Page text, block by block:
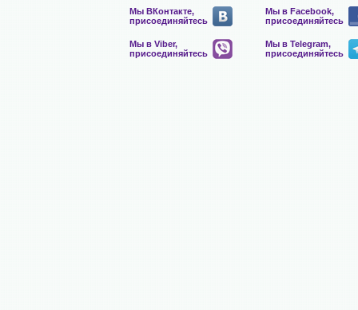
Мы ВКонтакте,
присоединяйтесь
Мы в Facebook,
присоединяйтесь
Мы в Viber,
присоединяйтесь
Мы в Telegram,
присоединяйтесь